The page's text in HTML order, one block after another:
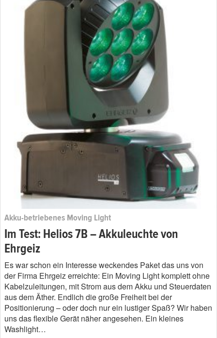
Akku-betriebenes Moving Light
Im Test: Helios 7B – Akkuleuchte von
Ehrgeiz
Es war schon ein Interesse weckendes Paket das uns von
der Firma Ehrgeiz erreichte: Ein Moving Light komplett ohne
Kabelzuleitungen, mit Strom aus dem Akku und Steuerdaten
aus dem Äther. Endlich die große Freiheit bei der
Positionierung – oder doch nur ein lustiger Spaß? Wir haben
uns das flexible Gerät näher angesehen. Ein kleines
Washlight…